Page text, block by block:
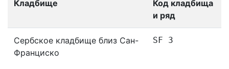
Кладбище
Код кладбища
и ряд
Сербское кладбище близ Сан-
Франциско
SF 3